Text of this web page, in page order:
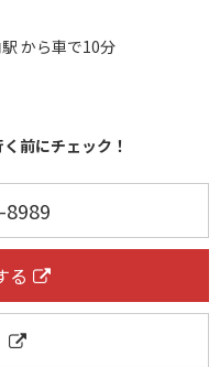
から車で10分
前にチェック！
る